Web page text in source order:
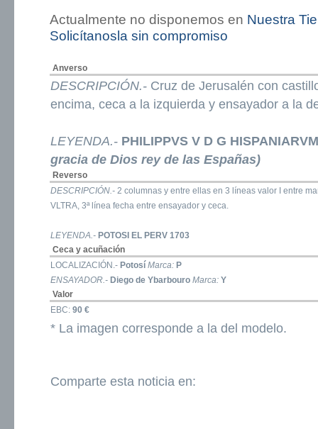
Actualmente no disponemos en Nuestra
Solicítanosla sin compromiso
Anverso
DESCRIPCIÓN.- Cruz de Jerusalén con
encima, ceca a la izquierda y ensayador a la
LEYENDA.- PHILIPPVS V D G
gracia de Dios rey de las Españas)
Reverso
DESCRIPCIÓN.- 2 columnas y entre ellas en 3 líneas valor I entre
VLTRA, 3ª línea fecha entre ensayador y ceca.
LEYENDA.- POTOSI EL PERV 1703
Ceca y acuñación
LOCALIZACIÓN.- Potosí Marca: P
ENSAYADOR.- Diego de Ybarbouro Marca: Y
Valor
EBC: 90 €
* La imagen corresponde a la del modelo.
Comparte esta noticia en: